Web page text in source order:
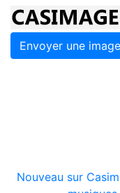
Envoyer une image
Nouveau sur